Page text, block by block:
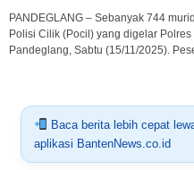
PANDEGLANG – Sebanyak 744
Polisi Cilik (Pocil) yang digelar
Pandeglang, Sabtu (15/11/2025).
Baca berita lebih cepat
aplikasi BantenNews.co.id